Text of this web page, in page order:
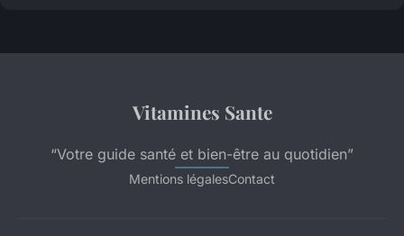
Vitamines Sante
“Votre guide santé et bien-être au quotidien”
Mentions légalesContact